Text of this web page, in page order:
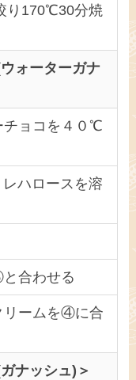
り170℃30分焼
ォーターガナ
チョコを４０℃
ハロースを溶
合わせる
リームを④に合
ナッシュ)＞